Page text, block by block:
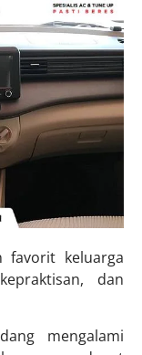
favorit keluarga
dan
mengalami